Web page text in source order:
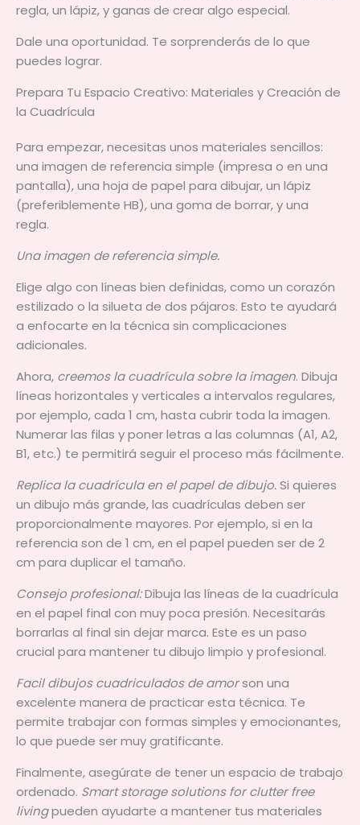
regla, un lápiz, y ganas de crear algo especial.
Dale una oportunidad. Te sorprenderás de lo que
puedes lograr.
Prepara Tu Espacio Creativo: Materiales y Creación de
la Cuadrícula
Para empezar, necesitas unos materiales sencillos:
una imagen de referencia simple (impresa o en una
pantalla), una hoja de papel para dibujar, un lápiz
(preferiblemente HB), una goma de borrar, y una
regla.
Una imagen de referencia simple.
Elige algo con líneas bien definidas, como un corazón
estilizado o la silueta de dos pájaros. Esto te ayudará
a enfocarte en la técnica sin complicaciones
adicionales.
Ahora, creemos la cuadrícula sobre la imagen. Dibuja
líneas horizontales y verticales a intervalos regulares,
por ejemplo, cada 1 cm, hasta cubrir toda la imagen.
Numerar las filas y poner letras a las columnas (A1, A2,
B1, etc.) te permitirá seguir el proceso más fácilmente.
Replica la cuadrícula en el papel de dibujo.Si quieres
un dibujo más grande, las cuadrículas deben ser
proporcionalmente mayores. Por ejemplo, si en la
referencia son de 1 cm, en el papel pueden ser de 2
cm para duplicar el tamaño.
Consejo profesional:Dibuja las líneas de la cuadrícula
en el papel final con muy poca presión. Necesitarás
borrarlas al final sin dejar marca. Este es un paso
crucial para mantener tu dibujo limpio y profesional.
Facil dibujos cuadriculados de amorson una
excelente manera de practicar esta técnica. Te
permite trabajar con formas simples y emocionantes,
lo que puede ser muy gratificante.
Finalmente, asegúrate de tener un espacio de trabajo
ordenado. Smart storage solutions for clutter free
livingpueden ayudarte a mantener tus materiales